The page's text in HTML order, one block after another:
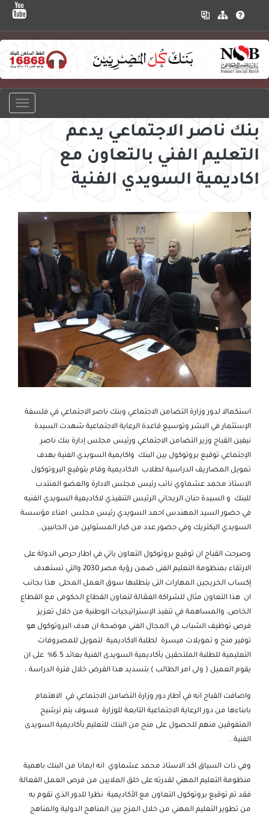
بنك ناصر الاجتماعي يدعم
التعليم الفني بالتعاون مع
اكاديمية السويدي الفنية
استكمالا لدور وزارة التضامن الاجتماعي وبنك ناصر الاجتماعي في فلسفة
الإستثمار في البشر وتوسيع قاعدة الرعاية الاجتماعية شهدت السيدة
نيفين القباج وزير التضامن الاجتماعي ورئيس مجلس إدارة بنك ناصر
الإجتماعي توقيع بروتوكول بين البنك واكايمية السويدي الفنية بهدف
تمويل المصاريف الدراسية لطلاب الاكاديمية وقام بتوقيع البروتوكول
الاستاذ محمد عشماوي نائب رئيس مجلس الادارة والعضو المنتدب
للبنك و السيدة حنان الريحاني الرئيس التنفيذي لاكاديمية السويدي الفنيه
في حضور السيد المهندس احمد السويدي رئيس مجلس امناء مؤسسة
السويدي اليكتريك وفي حضور عدد من كبار المسئولين من الجانبين.
وصرحت القباج ان توقيع بروتوكول التعاون ياتي في اطار حرص الدولة على
الارتقاء بمنظومة التعليم الفنى ضمن رؤية مصر 2030 والتي تستهدف
إكساب الخريجين المهارات التى يتطلبها سوق العمل المحلى هذا بجانب
ان هذا التعاون مثال للشراكة الفعّالة لتعاون القطاع الحكومى مع القطاع
الخاص، والمساهمة في تنفيذ الإستراتيجيات الوطنية من خلال تعزيز
فرص توظيف الشباب في المجال الفني موضحة ان هدف البروتوكول هو
توفير منح و تمويلات ميسرة لطلبة الاكاديمية لتمويل للمصروفات
التعليمية للطلبة الملتحقين بأكاديمية السويدى الفنية بعائد 6.5% على ان
يقوم العميل ( ولى امر الطالب ) بتسديد هذا القرض خلال فترة الدراسة .
واضافت القباج انه في أطار دور وزارة التضامن الاجتماعي في الاهتمام
بابناءها من دور الرعاية الاجتماعية التابعة للوزارة فسوف يتم ترشيح
المتفوقين منهم للحصول على منح من البنك للتعليم بأكاديمية السويدى
الفنية .
وفي ذات السياق اكد الاستاذ محمد عشماوي انه ايمانا من البنك باهمية
منظومة التعليم المهني لقدرته على خلق الملايين من فرص العمل الفعالة
فقد تم توقيع بروتوكول التعاون مع الأكاديمية نظرا للدور الذي تقوم به
من تطوير التعليم المهني من خلال المزج بين المناهج الدولية والمناهج